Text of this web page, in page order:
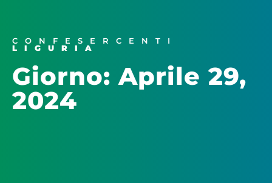
CONFESERCENTI
LIGURIA
Giorno: Aprile 29,
2024